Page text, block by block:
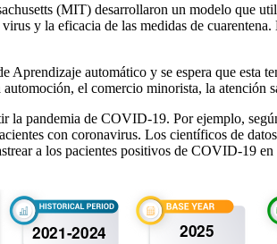
(MIT) desarrollaron un modelo que
y la eficacia de las medidas de
automático y se espera que esta
el comercio minorista, la atención
la pandemia de COVID-19. Por ejemplo,
con coronavirus. Los científicos de
a los pacientes positivos de COVID-19